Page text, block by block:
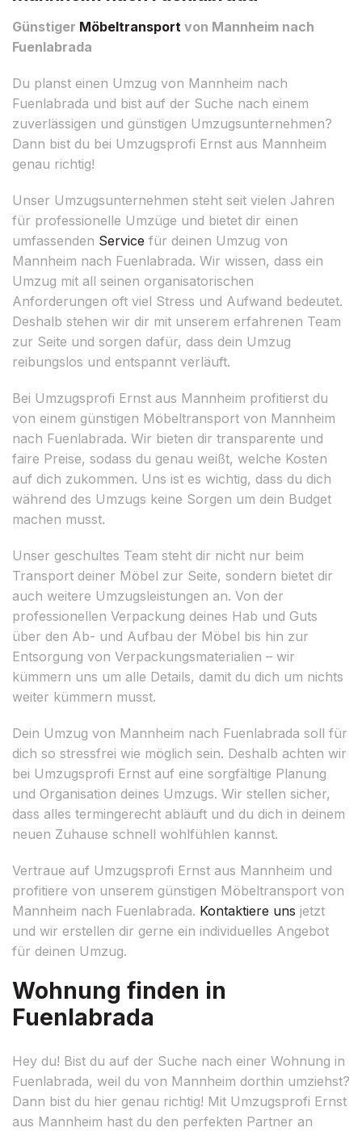
Günstiger Möbeltransport von Mannheim nach
Fuenlabrada
Du planst einen Umzug von Mannheim nach
Fuenlabrada und bist auf der Suche nach einem
zuverlässigen und günstigen Umzugsunternehmen?
Dann bist du bei Umzugsprofi Ernst aus Mannheim
genau richtig!
Unser Umzugsunternehmen steht seit vielen Jahren
für professionelle Umzüge und bietet dir einen
umfassenden Service für deinen Umzug von
Mannheim nach Fuenlabrada. Wir wissen, dass ein
Umzug mit all seinen organisatorischen
Anforderungen oft viel Stress und Aufwand bedeutet.
Deshalb stehen wir dir mit unserem erfahrenen Team
zur Seite und sorgen dafür, dass dein Umzug
reibungslos und entspannt verläuft.
Bei Umzugsprofi Ernst aus Mannheim profitierst du
von einem günstigen Möbeltransport von Mannheim
nach Fuenlabrada. Wir bieten dir transparente und
faire Preise, sodass du genau weißt, welche Kosten
auf dich zukommen. Uns ist es wichtig, dass du dich
während des Umzugs keine Sorgen um dein Budget
machen musst.
Unser geschultes Team steht dir nicht nur beim
Transport deiner Möbel zur Seite, sondern bietet dir
auch weitere Umzugsleistungen an. Von der
professionellen Verpackung deines Hab und Guts
über den Ab- und Aufbau der Möbel bis hin zur
Entsorgung von Verpackungsmaterialien – wir
kümmern uns um alle Details, damit du dich um nichts
weiter kümmern musst.
Dein Umzug von Mannheim nach Fuenlabrada soll für
dich so stressfrei wie möglich sein. Deshalb achten wir
bei Umzugsprofi Ernst auf eine sorgfältige Planung
und Organisation deines Umzugs. Wir stellen sicher,
dass alles termingerecht abläuft und du dich in deinem
neuen Zuhause schnell wohlfühlen kannst.
Vertraue auf Umzugsprofi Ernst aus Mannheim und
profitiere von unserem günstigen Möbeltransport von
Mannheim nach Fuenlabrada. Kontaktiere uns jetzt
und wir erstellen dir gerne ein individuelles Angebot
für deinen Umzug.
Wohnung finden in
Fuenlabrada
Hey du! Bist du auf der Suche nach einer Wohnung in
Fuenlabrada, weil du von Mannheim dorthin umziehst?
Dann bist du hier genau richtig! Mit Umzugsprofi Ernst
aus Mannheim hast du den perfekten Partner an